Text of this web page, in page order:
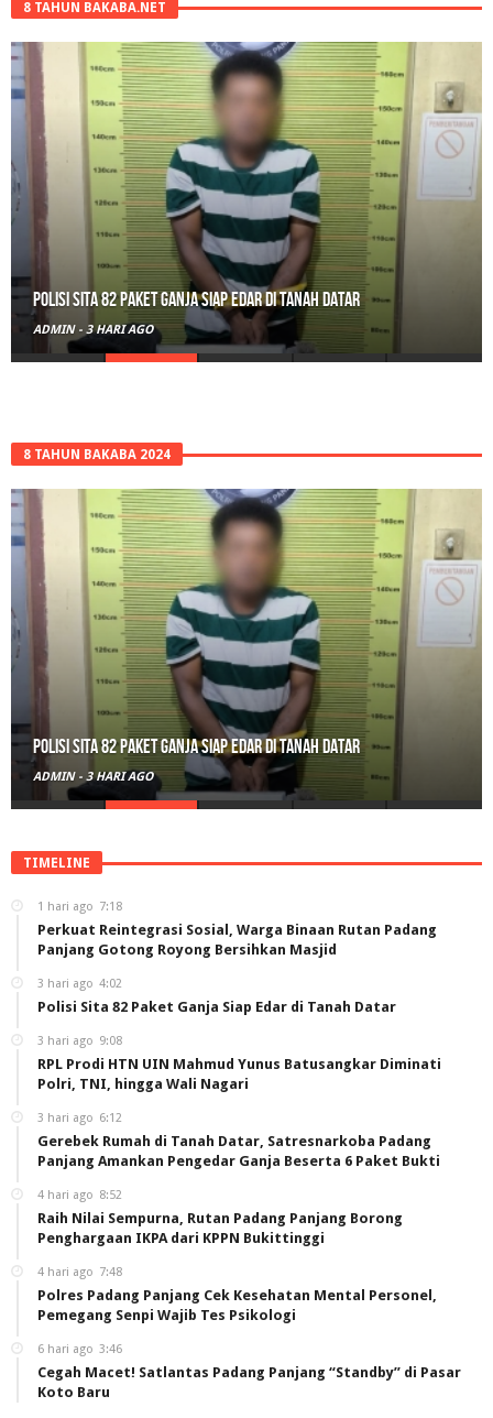
8 TAHUN BAKABA.NET
Polisi Sita 82 Paket Ganja Siap Edar di Tanah Datar
ADMIN - 3 HARI AGO
8 TAHUN BAKABA 2024
Polisi Sita 82 Paket Ganja Siap Edar di Tanah Datar
ADMIN - 3 HARI AGO
TIMELINE
1 hari ago 7:18
Perkuat Reintegrasi Sosial, Warga Binaan Rutan Padang
Panjang Gotong Royong Bersihkan Masjid
3 hari ago 4:02
Polisi Sita 82 Paket Ganja Siap Edar di Tanah Datar
3 hari ago 9:08
RPL Prodi HTN UIN Mahmud Yunus Batusangkar Diminati
Polri, TNI, hingga Wali Nagari
3 hari ago 6:12
Gerebek Rumah di Tanah Datar, Satresnarkoba Padang
Panjang Amankan Pengedar Ganja Beserta 6 Paket Bukti
4 hari ago 8:52
Raih Nilai Sempurna, Rutan Padang Panjang Borong
Penghargaan IKPA dari KPPN Bukittinggi
4 hari ago 7:48
Polres Padang Panjang Cek Kesehatan Mental Personel,
Pemegang Senpi Wajib Tes Psikologi
6 hari ago 3:46
Cegah Macet! Satlantas Padang Panjang “Standby” di Pasar
Koto Baru